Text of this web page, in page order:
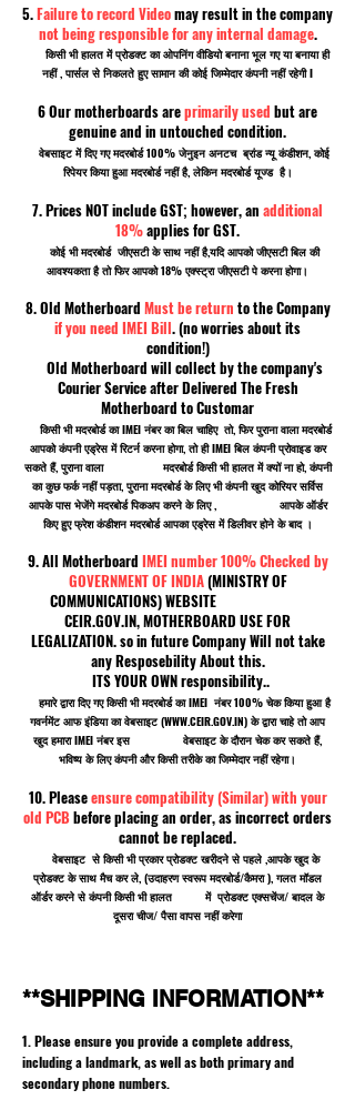
5.Failure to record Videomay result in the company
not being responsible for any internal damage.
किसी भी हालत में प्रोडक्ट का ओपनिंग वीडियो बनाना भूल गए या बनाया ही
नहीं , पार्सल से निकलते हुए सामान की कोई जिम्मेदार कंपनी नहीं रहेगी I
6 Our motherboards areprimarily used but are
genuine and in untouched condition.
वेबसाइट में दिए गए मदरबोर्ड 100% जेनुइन अनटच ब्रांड न्यू कंडीशन, कोई
रिपेयर किया हुआ मदरबोर्ड नहीं है, लेकिन मदरबोर्ड यूज्ड है।
7. Prices NOT include GST; however, an additional
18%applies for GST.
कोई भी मदरबोर्ड जीएसटी के साथ नहीं है,यदि आपको जीएसटी बिल की
आवश्यकता है तो फिर आपको 18% एक्स्ट्रा जीएसटी पे करना होगा।
8. Old Motherboard Must be return to the Company
if you need IMEI Bill. (no worries about its
condition!)
Old Motherboard will collect by the company's
Courier Service after Delivered The Fresh
Motherboard to Customar
किसी भी मदरबोर्ड का IMEI नंबर का बिल चाहिए तो, फिर पुराना वाला मदरबोर्ड
आपको कंपनी एड्रेस में रिटर्न करना होगा, तो ही IMEI बिल कंपनी प्रोवाइड कर
सकते हैं, पुराना वाला मदरबोर्ड किसी भी हालत में क्यों ना हो, कंपनी
का कुछ फर्क नहीं पड़ता, पुराना मदरबोर्ड के लिए भी कंपनी खुद कोरियर सर्विस
आपके पास भेजेंगे मदरबोर्ड पिकअप करने के लिए , आपके ऑर्डर
किए हुए फ्रेश कंडीशन मदरबोर्ड आपका एड्रेस में डिलीवर होने के बाद ।
9. All Motherboard IMEI number 100% Checked by
GOVERNMENT OF INDIA(MINISTRY OF
COMMUNICATIONS) WEBSITE
CEIR.GOV.IN, MOTHERBOARD USE FOR
LEGALIZATION. so in future Company Will not take
any Resposebility About this.
ITS YOUR OWN responsibility..
हमारे द्वारा दिए गए किसी भी मदरबोर्ड का IMEI नंबर 100% चेक किया हुआ है
गवर्नमेंट आफ इंडिया का वेबसाइट (WWW.CEIR.GOV.IN) के द्वारा चाहे तो आप
खुद हमारा IMEI नंबर इस वेबसाइट के दौरान चेक कर सकते हैं,
भविष्य के लिए कंपनी और किसी तरीके का जिम्मेदार नहीं रहेगा।
10. Pleaseensure compatibility (Similar) with your
old PCBbefore placing an order, as incorrect orders
cannot be replaced.
वेबसाइट से किसी भी प्रकार प्रोडक्ट खरीदने से पहले ,आपके खुद के
प्रोडक्ट के साथ मैच कर ले, (उदाहरण स्वरूप मदरबोर्ड/कैमरा ), गलत मॉडल
ऑर्डर करने से कंपनी किसी भी हालत में प्रोडक्ट एक्सचेंज/ बादल के
दूसरा चीज/ पैसा वापस नहीं करेगा
**SHIPPING INFORMATION**
1. Please ensure you provide a complete address,
including a landmark, as well as both primary and
secondary phone numbers.